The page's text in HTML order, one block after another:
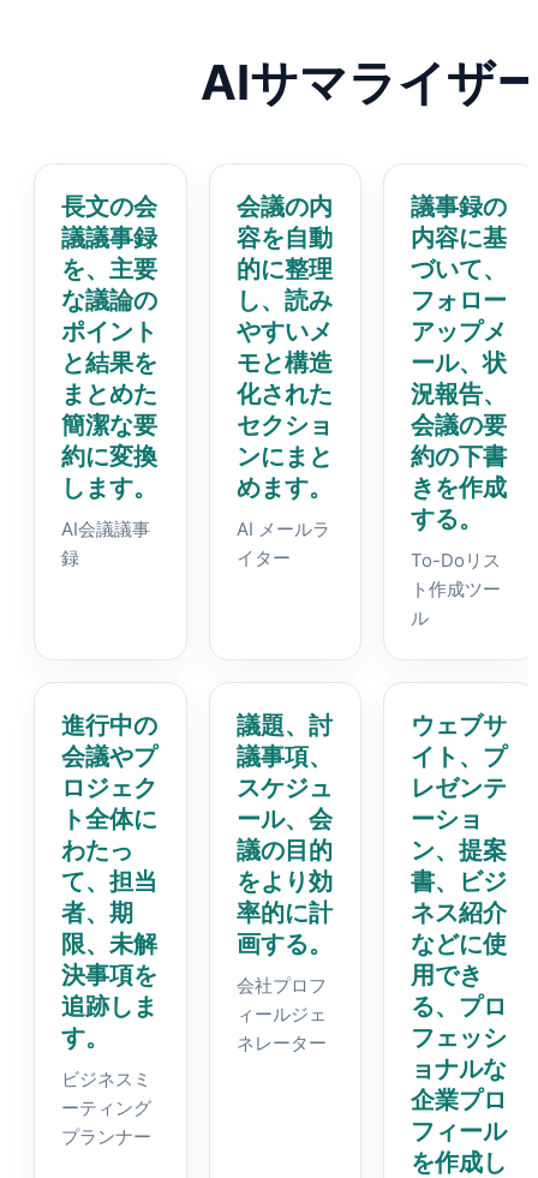
AIサマライザ
長文の会
議議事録
を、主要
な議論の
ポイント
と結果を
まとめた
簡潔な要
約に変換
します。
AI会議議事
録
会議の内
容を自動
的に整理
し、読み
やすいメ
モと構造
化された
セクショ
ンにまと
めます。
AI メールラ
イター
議事録の
内容に基
づいて、
フォロー
アップメ
ール、状
況報告、
会議の要
約の下書
きを作成
する。
To-Doリス
ト作成ツー
ル
進行中の
会議やプ
ロジェク
ト全体に
わたっ
て、担当
者、期
限、未解
決事項を
追跡しま
す。
ビジネスミ
ーティング
プランナー
議題、討
議事項、
スケジュ
ール、会
議の目的
をより効
率的に計
画する。
会社プロフ
ィールジェ
ネレーター
ウェブサ
イト、プ
レゼンテ
ーショ
ン、提案
書、ビジ
ネス紹介
などに使
用でき
る、プロ
フェッシ
ョナルな
企業プロ
フィール
を作成し